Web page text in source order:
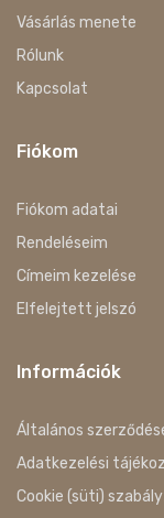
Vásárlás menete
Rólunk
Kapcsolat
Fiókom
Fiókom adatai
Rendeléseim
Címeim kezelése
Elfelejtett jelszó
Információk
Általános
Adatkezelési
Cookie (süti)